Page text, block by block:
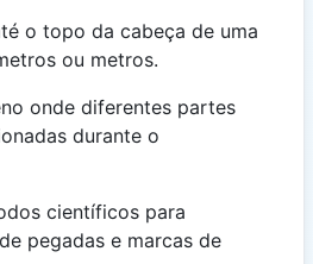
o topo da cabeça de uma
ou metros.
onde diferentes partes
durante o
científicos para
pegadas e marcas de